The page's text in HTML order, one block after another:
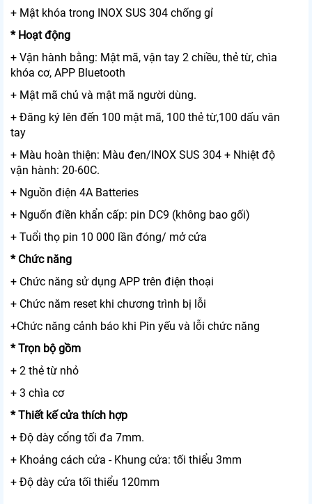
+ Mật khóa trong INOX SUS 304 chống gỉ
* Hoạt động
+ Vận hành bằng: Mật mã, vận tay 2 chiều, thẻ từ, chìa
khóa cơ, APP Bluetooth
+ Mật mã chủ và mật mã người dùng.
+ Đăng ký lên đến 100 mật mã, 100 thẻ từ,100 dấu vân
tay
+ Màu hoàn thiện: Màu đen/INOX SUS 304 + Nhiệt độ
vận hành: 20-60C.
+ Nguồn điện 4A Batteries
+ Nguốn điền khẩn cấp: pin DC9 (không bao gối)
+ Tuổi thọ pin 10 000 lần đóng/ mở cửa
* Chức năng
+ Chức năng sử dụng APP trên điện thoại
+ Chức năm reset khi chương trình bị lỗi
+Chức năng cảnh báo khi Pin yếu và lỗi chức năng
* Trọn bộ gồm
+ 2 thẻ từ nhỏ
+ 3 chìa cơ
* Thiết kế cửa thích hợp
+ Độ dày cổng tối đa 7mm.
+ Khoảng cách cửa - Khung cửa: tối thiểu 3mm
+ Độ dày cửa tối thiểu 120mm